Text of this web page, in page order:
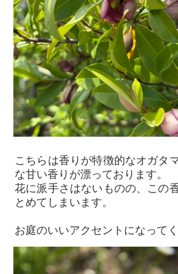
こちらは香りが特徴的なオガタ
な甘い香りが漂っております。
花に派手さはないものの、この
とめてしまいます。
お庭のいいアクセントになってく